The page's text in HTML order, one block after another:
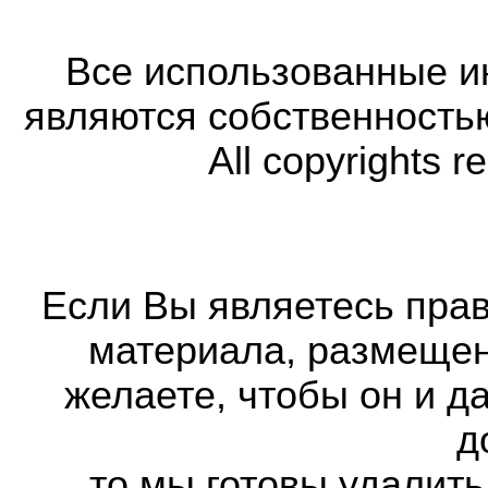
Все использованные
являются
All copyrights
Если Вы являетесь
материала,
желаете, чтобы он и